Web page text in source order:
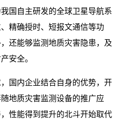
国自主研发的全球卫星导航系
精确授时、短报文通信等功
还能够监测地质灾害隐患，及
安全。
国内企业结合自身的优势，开
地质灾害监测设备的推广应
性能得到提升的北斗开始取代